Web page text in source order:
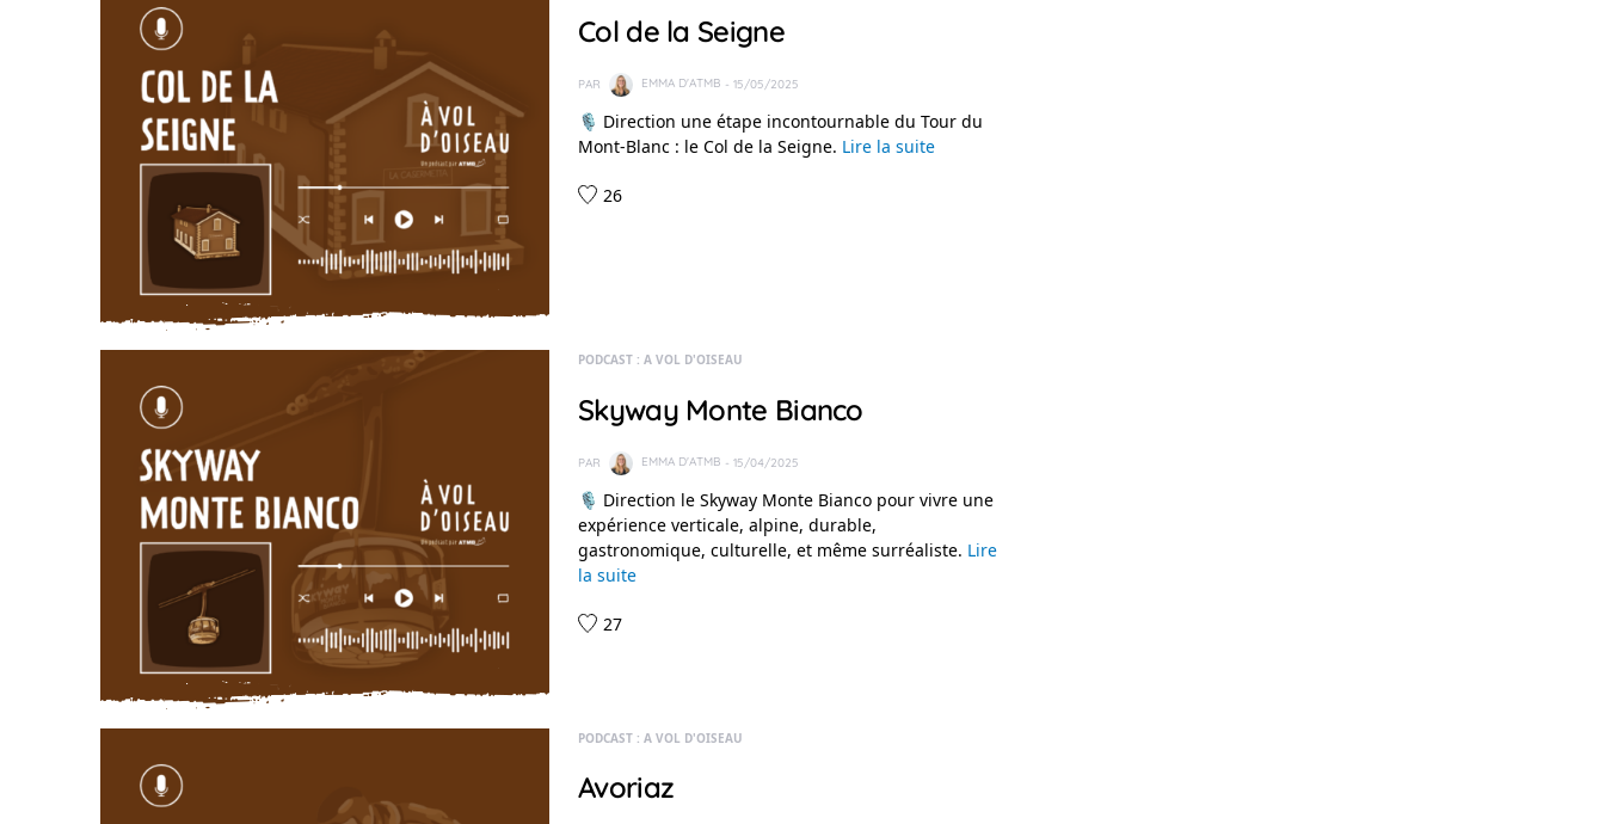
Col de la Seigne
PAR EMMA D'ATMB - 15/05/2025
🎙️ Direction une étape incontournable du Tour du
Mont-Blanc : le Col de la Seigne. Lire la suite
26
PODCAST : A VOL D'OISEAU
Skyway Monte Bianco
PAR EMMA D'ATMB - 15/04/2025
🎙️ Direction le Skyway Monte Bianco pour vivre une
expérience verticale, alpine, durable,
gastronomique, culturelle, et même surréaliste. Lire
la suite
27
PODCAST : A VOL D'OISEAU
Avoriaz